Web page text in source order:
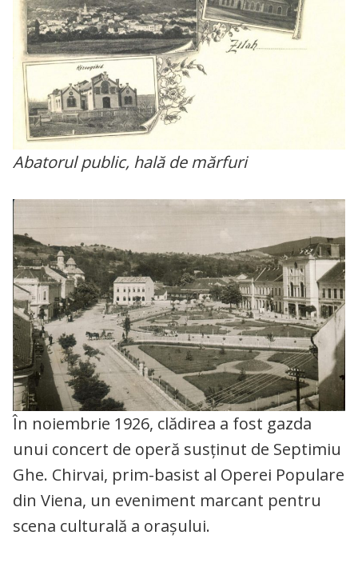
Abatorul public, hală de mărfuri
În noiembrie 1926, clădirea a fost gazda
unui concert de operă susținut de Septimiu
Ghe. Chirvai, prim-basist al Operei Populare
din Viena, un eveniment marcant pentru
scena culturală a orașului.